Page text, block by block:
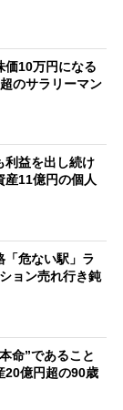
価10万円になる
のサラリーマン
利益を出し続け
産11億円の個人
「危ない駅」ラ
ョン売れ行き鈍
命”であること
20億円超の90歳